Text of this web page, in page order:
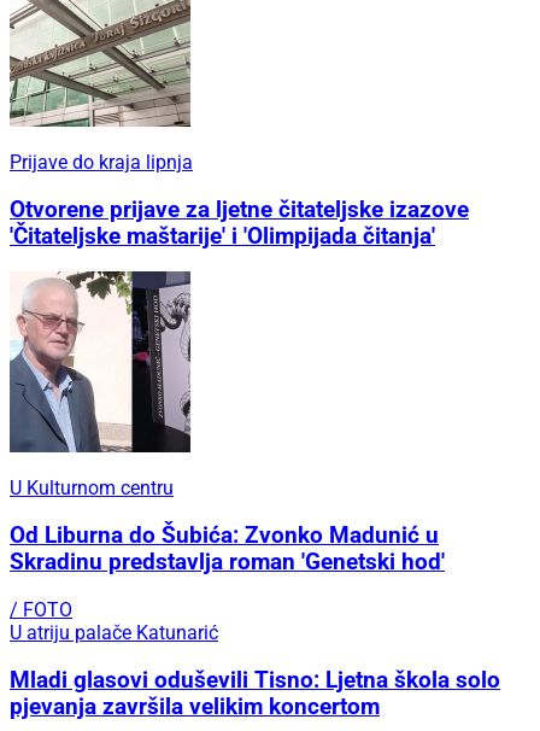
Prijave do kraja lipnja
Otvorene prijave za ljetne čitateljske izazove
'Čitateljske maštarije' i 'Olimpijada čitanja'
U Kulturnom centru
Od Liburna do Šubića: Zvonko Madunić u
Skradinu predstavlja roman 'Genetski hod'
/ FOTO
U atriju palače Katunarić
Mladi glasovi oduševili Tisno: Ljetna škola solo
pjevanja završila velikim koncertom